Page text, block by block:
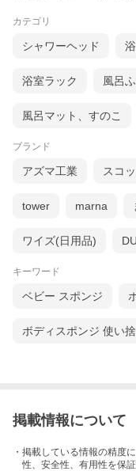
カテゴリ
シャワーヘッド
浴室ラック 風呂
風呂マット、すのこ
ブランド
アズマ工業 スコ
tower marna
ワイズ(日用品)
キーワード
ベビー スポンジ
ボディスポンジ 使い
掲載情報について
・掲載している情報の精度
性、安全性、有用性を保